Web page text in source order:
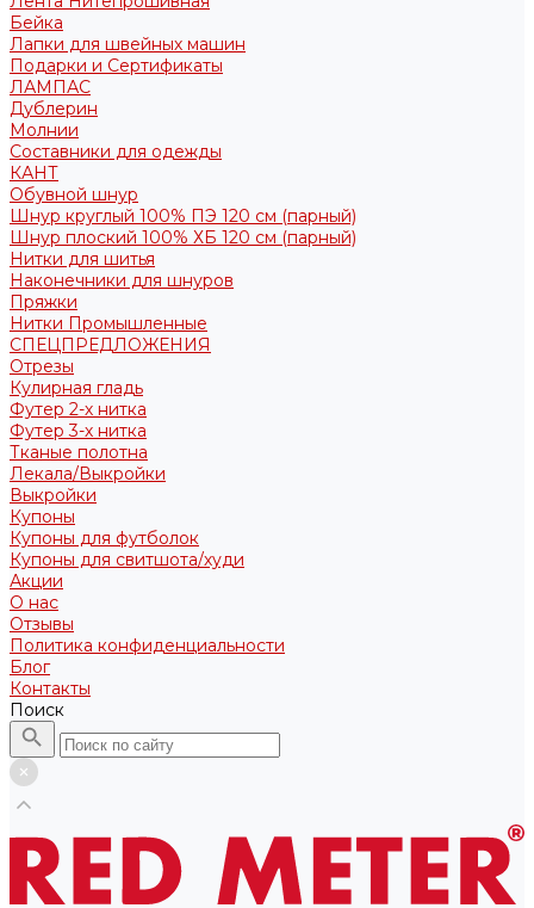
Бейка
Лапки для швейных машин
Подарки и Сертификаты
ЛАМПАС
Дублерин
Молнии
Составники для одежды
КАНТ
Обувной шнур
Шнур круглый 100% ПЭ 120 см (парный)
Шнур плоский 100% ХБ 120 см (парный)
Нитки для шитья
Наконечники для шнуров
Пряжки
Нитки Промышленные
СПЕЦПРЕДЛОЖЕНИЯ
Отрезы
Кулирная гладь
Футер 2-х нитка
Футер 3-х нитка
Тканые полотна
Лекала/Выкройки
Выкройки
Купоны
Купоны для футболок
Купоны для свитшота/худи
Акции
О нас
Отзывы
Политика конфиденциальности
Блог
Контакты
Поиск